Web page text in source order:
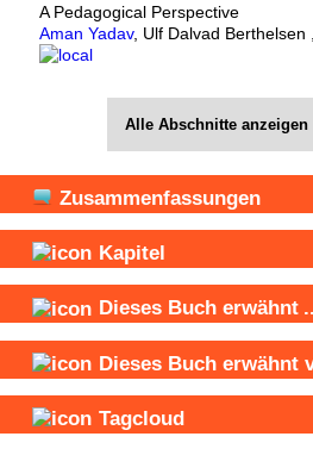
A Pedagogical Perspective
Aman Yadav, Ulf Dalvad Berthelsen
Alle Abschnitte anzeigen
Zusammenfassungen
Kapitel
Dieses Buch erwähnt
Dieses Buch erwähnt
Tagcloud